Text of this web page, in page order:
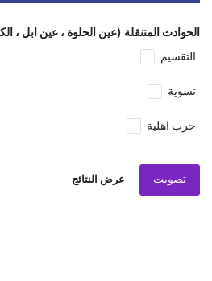
الحوادث المتنقلة (عين الحلوة ، عين ابل ،
التقسيم
تسوية
حرب اهلية
تصويت عرض النتائج